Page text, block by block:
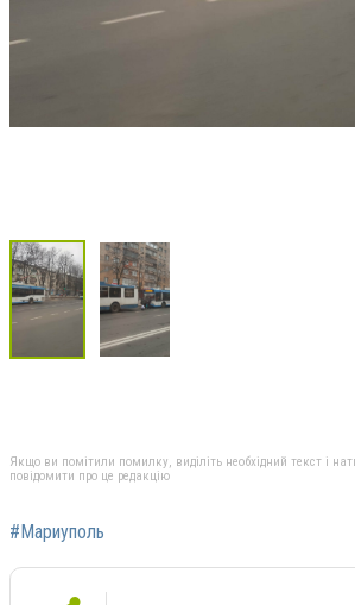
Якщо ви помітили помилку, виділіть необхідний текст і
повідомити про це редакцію
#Мариуполь